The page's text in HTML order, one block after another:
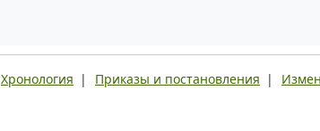
Хронология | Приказы и постановления |